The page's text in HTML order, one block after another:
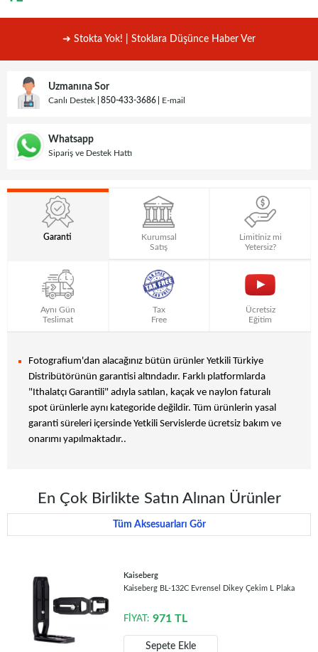
➜ Stokta Yok! | Stoklara Düşünce Haber Ver
Uzmanına Sor
Canlı Destek 850-433-3686 E-mail
Whatsapp
Sipariş ve Destek Hattı
Garanti
Kurumsal
Satış
Limitiniz mi
Yetersiz?
Aynı Gün
Teslimat
Tax
Free
Ücretsiz
Eğitim
Fotografium'dan alacağınız bütün ürünler Yetkili Türkiye
Distribütörünün garantisi altındadır. Farklı platformlarda
"Ithalatçı Garantili" adıyla satılan, kaçak ve naylon faturalı
spot ürünlerle aynı kategoride değildir. Tüm ürünlerin yasal
garanti süreleri içersinde Yetkili Servislerde ücretsiz bakım ve
onarımı yapılmaktadır..
En Çok Birlikte Satın Alınan Ürünler
Tüm Aksesuarları Gör
Kaiseberg
Kaiseberg BL-132C Evrensel Dikey Çekim L Plaka
FİYAT: 971 TL
Sepete Ekle